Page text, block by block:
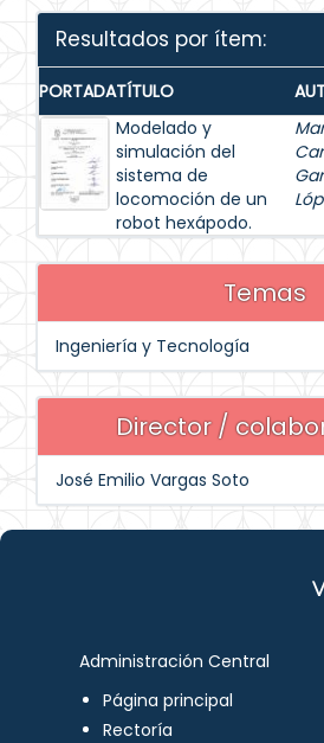
Resultados por ítem:
PORTADATÍTULO
Modelado y
simulación del
sistema de
locomoción de un
robot hexápodo.
Temas
Ingeniería y Tecnología
Director /
José Emilio Vargas Soto
Administración Central
Página principal
Rectoría